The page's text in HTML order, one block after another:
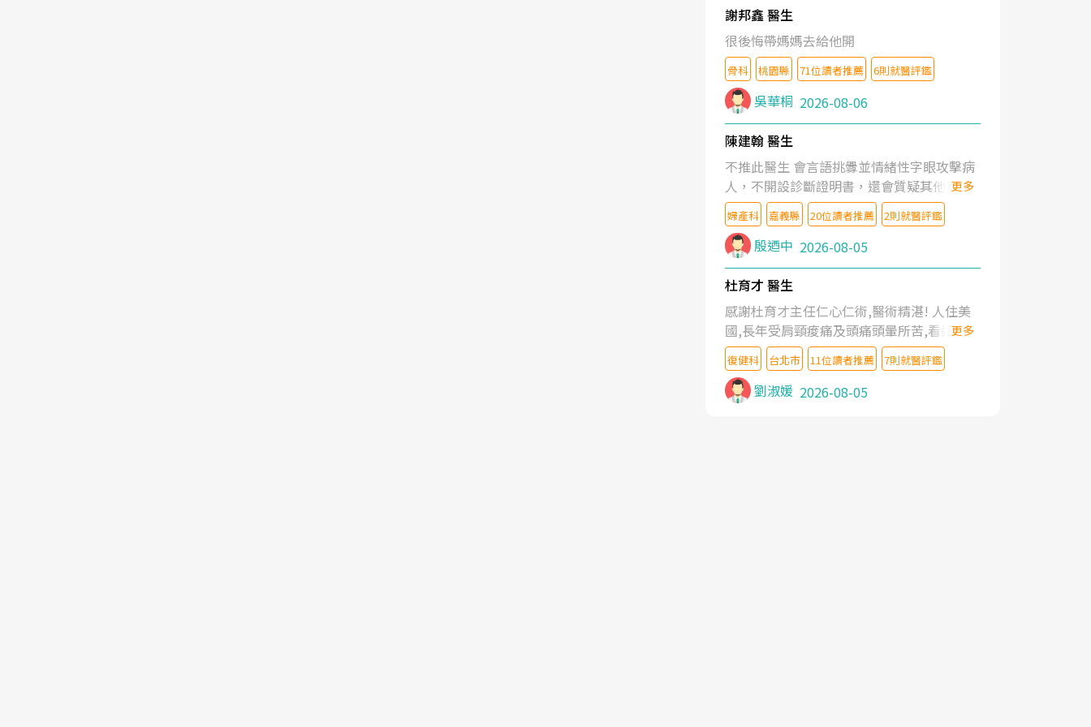
謝邦鑫 醫生
很後悔帶媽媽去給他開
骨科 桃園縣 71位讀者推薦 6則就醫評鑑
吳華桐 2026-08-06
陳建翰 醫生
不推此醫生 會言語挑釁並情緒性字眼攻擊病
人，不開設診斷證明書，還會質疑其他醫生
的判斷！
更多
婦產科 嘉義縣 20位讀者推薦 2則就醫評鑑
殷迺中 2026-08-05
杜育才 醫生
感謝杜育才主任仁心仁術,醫術精湛! 人住美
國,長年受肩頸痠痛及頭痛頭暈所苦,看遍名醫
教授,做了各種檢查,也嘗試過西醫打針,中醫
針灸及物理徒手治療都沒有用,後來連吃到嗎
啡類止痛藥都效果有限,只是壓症狀,沒多久就
痛起來,多年失眠嚴重影響生活品質. 台灣親
更多
復健科 台北市 11位讀者推薦 7則就醫評鑑
劉淑媛 2026-08-05